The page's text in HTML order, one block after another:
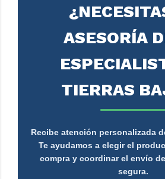
ASESORÍA
TIERRAS
Recibe atención personalizada
Te ayudamos a elegir el
compra y coordinar el envío
segura.